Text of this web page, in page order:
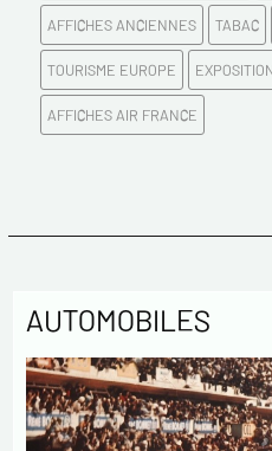
Email*
Confirmez votre Email*
Remarques
AFFICHES ANCIENNES TABAC
TOURISME EUROPE
AFFICHES AIR FRANCE
AUTOMOBILES